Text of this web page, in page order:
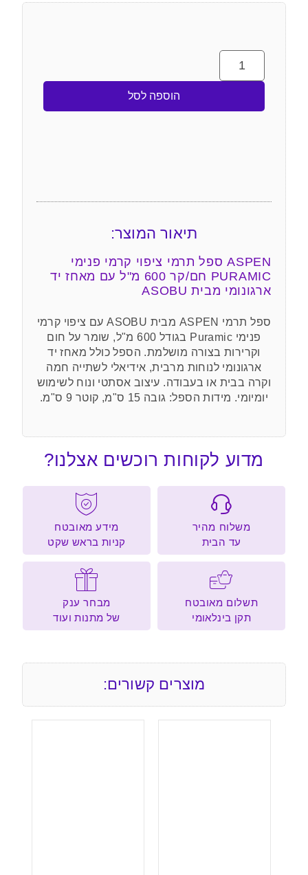
הוספה לסל
תיאור המוצר:
ASPEN ספל תרמי ציפוי קרמי פנימי
PURAMIC חם/קר 600 מ"ל עם מאחז יד
ארגונומי מבית ASOBU
ספל תרמי ASPEN מבית ASOBU עם ציפוי קרמי
פנימי Puramic בגודל 600 מ"ל, שומר על חום
וקרירות בצורה מושלמת. הספל כולל מאחז יד
ארגונומי לנוחות מרבית, אידיאלי לשתייה חמה
וקרה בבית או בעבודה. עיצוב אסתטי ונוח לשימוש
יומיומי. מידות הספל: גובה 15 ס"מ, קוטר 9 ס"מ.
מדוע לקוחות רוכשים אצלנו?
משלוח מהיר
עד הבית
מידע מאובטח
קניות בראש שקט
תשלום מאובטח
תקן בינלאומי
מבחר ענק
של מתנות ועוד
מוצרים קשורים: